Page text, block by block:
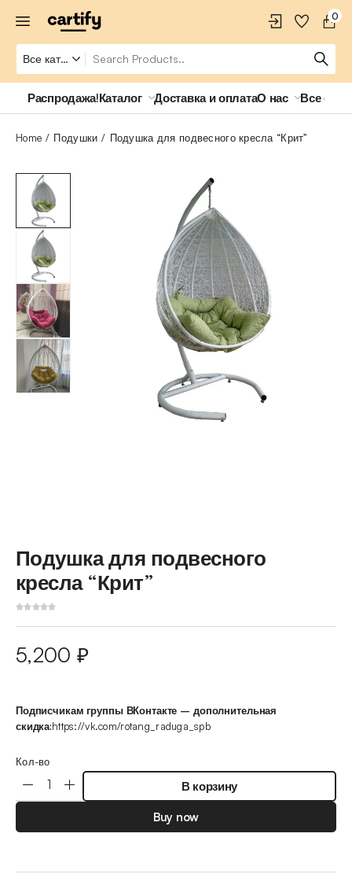
0
Распродажа!Каталог Доставка и оплатаО нас Все о
Home Подушки Подушка для подвесного кресла “Крит”
Подушка для подвесного
кресла “Крит”
5,200 ₽
Подписчикам группы ВКонтакте – дополнительная
скидка:https://vk.com/rotang_raduga_spb
Кол-во
В корзину
Buy now